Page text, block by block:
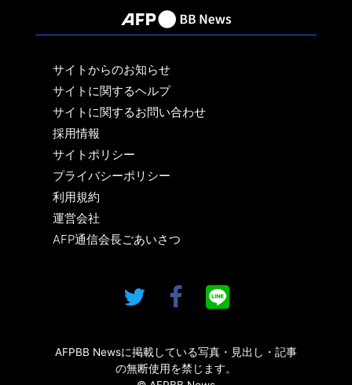
サイトからのお知らせ
サイトに関するヘルプ
サイトに関するお問い合わせ
採用情報
サイトポリシー
プライバシーポリシー
利用規約
運営会社
AFP通信会長ごあいさつ
AFPBB Newsに掲載している写真・見出し・記事
の無断使用を禁じます。